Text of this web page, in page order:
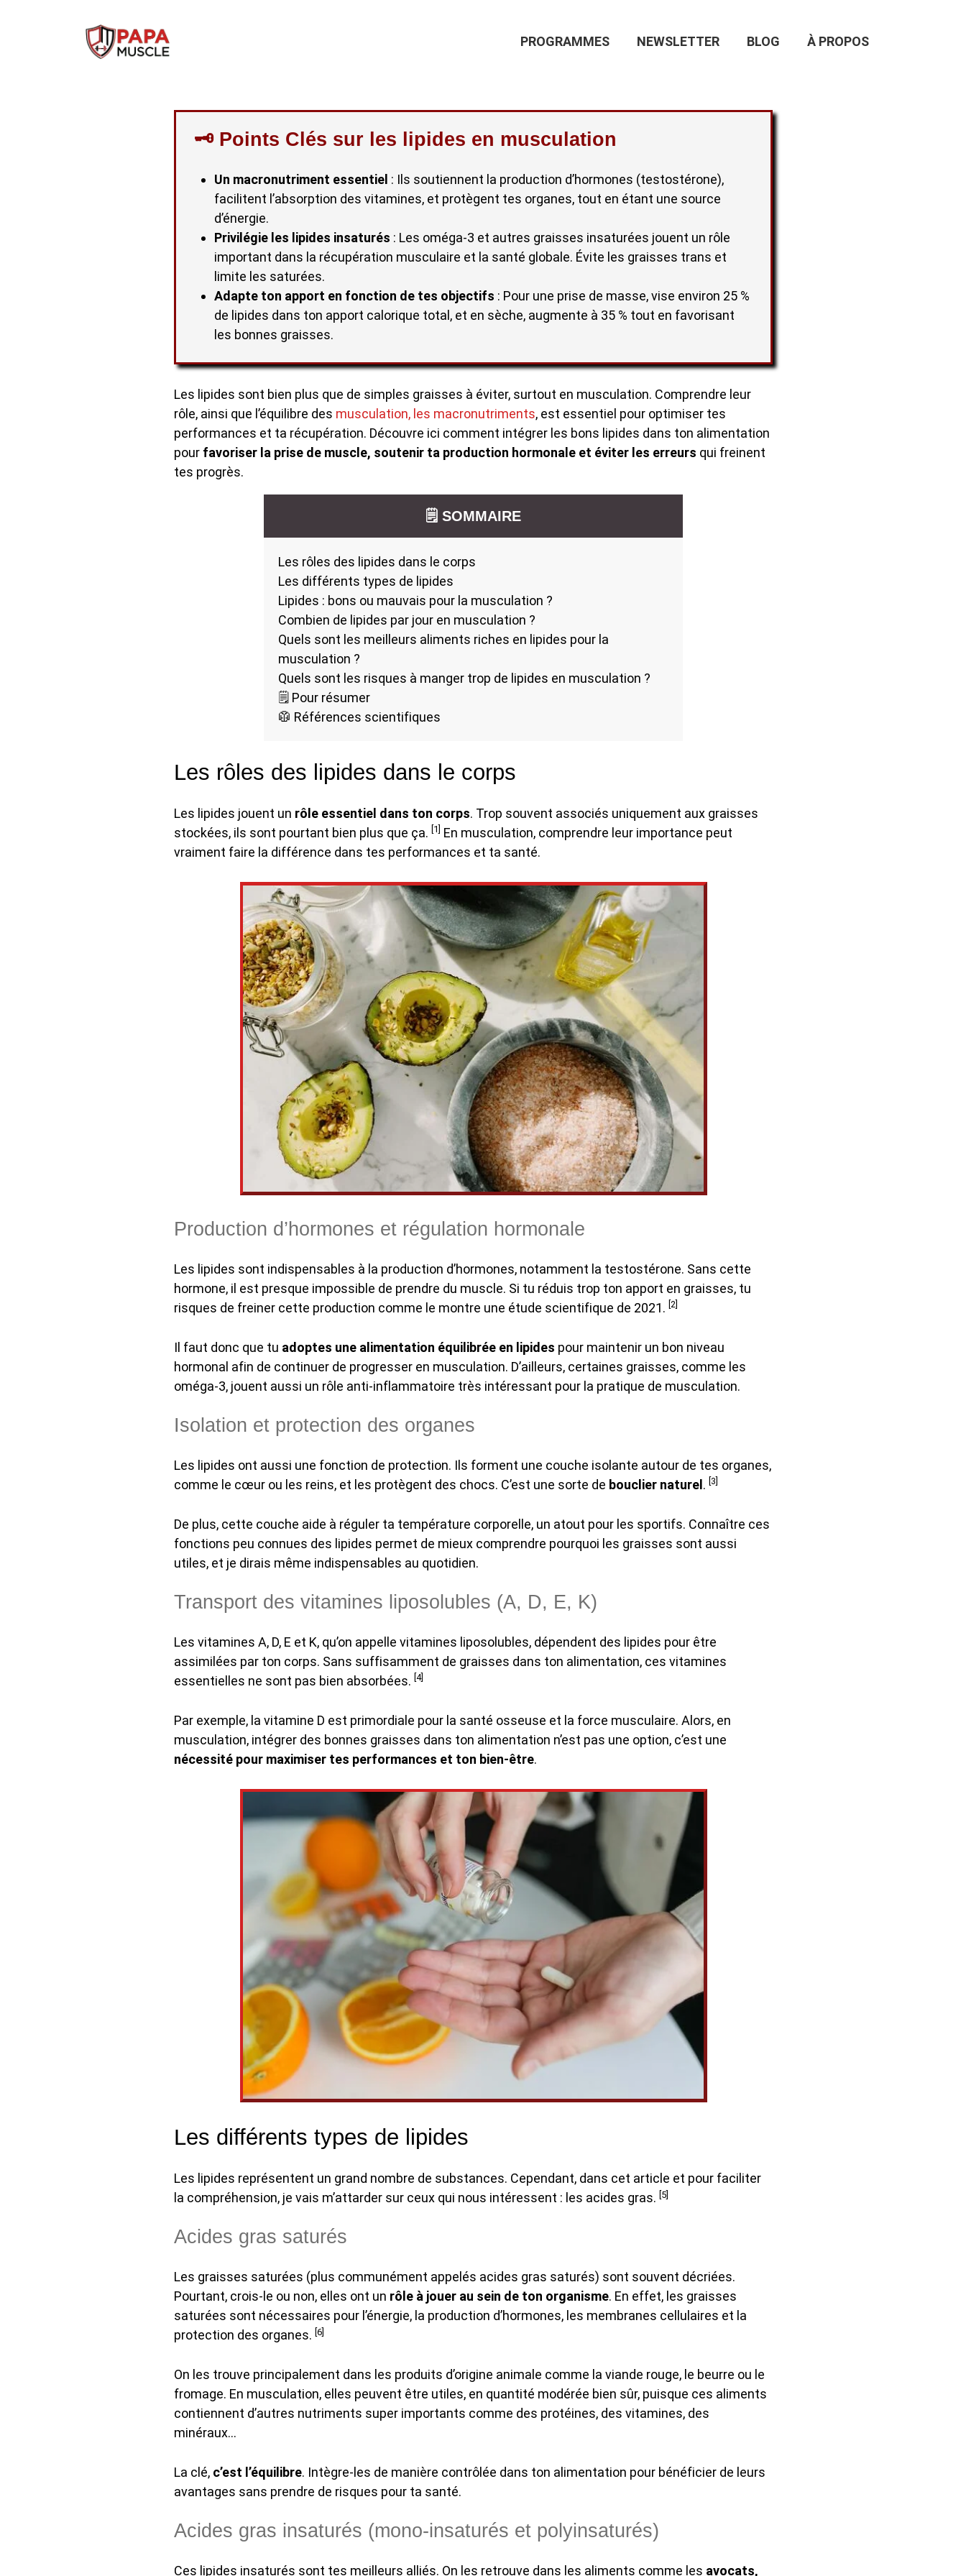
Main
PROGRAMMES NEWSLETTER BLOG À PROPOS
🗝️ Points Clés sur les lipides en musculation
Un macronutriment essentiel : Ils soutiennent la production d’hormones (testostérone),
facilitent l’absorption des vitamines, et protègent tes organes, tout en étant une source
d’énergie.
Privilégie les lipides insaturés : Les oméga-3 et autres graisses insaturées jouent un rôle
important dans la récupération musculaire et la santé globale. Évite les graisses trans et
limite les saturées.
Adapte ton apport en fonction de tes objectifs : Pour une prise de masse, vise environ 25 %
de lipides dans ton apport calorique total, et en sèche, augmente à 35 % tout en favorisant
les bonnes graisses.
Les lipides sont bien plus que de simples graisses à éviter, surtout en musculation. Comprendre leur
rôle, ainsi que l’équilibre des musculation, les macronutriments, est essentiel pour optimiser tes
performances et ta récupération. Découvre ici comment intégrer les bons lipides dans ton alimentation
pour favoriser la prise de muscle, soutenir ta production hormonale et éviter les erreurs qui freinent
tes progrès.
🗒️ SOMMAIRE
Les rôles des lipides dans le corps
Les différents types de lipides
Lipides : bons ou mauvais pour la musculation ?
Combien de lipides par jour en musculation ?
Quels sont les meilleurs aliments riches en lipides pour la
musculation ?
Quels sont les risques à manger trop de lipides en musculation ?
🗒️ Pour résumer
🥼 Références scientifiques
Les rôles des lipides dans le corps
Les lipides jouent un rôle essentiel dans ton corps. Trop souvent associés uniquement aux graisses
stockées, ils sont pourtant bien plus que ça. [1]
En musculation, comprendre leur importance peut
vraiment faire la différence dans tes performances et ta santé.
Production d’hormones et régulation hormonale
Les lipides sont indispensables à la production d’hormones, notamment la testostérone. Sans cette
hormone, il est presque impossible de prendre du muscle. Si tu réduis trop ton apport en graisses, tu
risques de freiner cette production comme le montre une étude scientifique de 2021. [2]
Il faut donc que tu adoptes une alimentation équilibrée en lipides pour maintenir un bon niveau
hormonal afin de continuer de progresser en musculation. D’ailleurs, certaines graisses, comme les
oméga-3, jouent aussi un rôle anti-inflammatoire très intéressant pour la pratique de musculation.
Isolation et protection des organes
Les lipides ont aussi une fonction de protection. Ils forment une couche isolante autour de tes organes,
comme le cœur ou les reins, et les protègent des chocs. C’est une sorte de bouclier naturel. [3]
De plus, cette couche aide à réguler ta température corporelle, un atout pour les sportifs. Connaître ces
fonctions peu connues des lipides permet de mieux comprendre pourquoi les graisses sont aussi
utiles, et je dirais même indispensables au quotidien.
Transport des vitamines liposolubles (A, D, E, K)
Les vitamines A, D, E et K, qu’on appelle vitamines liposolubles, dépendent des lipides pour être
assimilées par ton corps. Sans suffisamment de graisses dans ton alimentation, ces vitamines
essentielles ne sont pas bien absorbées. [4]
Par exemple, la vitamine D est primordiale pour la santé osseuse et la force musculaire. Alors, en
musculation, intégrer des bonnes graisses dans ton alimentation n’est pas une option, c’est une
nécessité pour maximiser tes performances et ton bien-être.
Les différents types de lipides
Les lipides représentent un grand nombre de substances. Cependant, dans cet article et pour faciliter
la compréhension, je vais m’attarder sur ceux qui nous intéressent : les acides gras. [5]
Acides gras saturés
Les graisses saturées (plus communément appelés acides gras saturés) sont souvent décriées.
Pourtant, crois-le ou non, elles ont un rôle à jouer au sein de ton organisme. En effet, les graisses
saturées sont nécessaires pour l’énergie, la production d’hormones, les membranes cellulaires et la
protection des organes. [6]
On les trouve principalement dans les produits d’origine animale comme la viande rouge, le beurre ou le
fromage. En musculation, elles peuvent être utiles, en quantité modérée bien sûr, puisque ces aliments
contiennent d’autres nutriments super importants comme des protéines, des vitamines, des
minéraux…
La clé, c’est l’équilibre. Intègre-les de manière contrôlée dans ton alimentation pour bénéficier de leurs
avantages sans prendre de risques pour ta santé.
Acides gras insaturés (mono-insaturés et polyinsaturés)
Ces lipides insaturés sont tes meilleurs alliés. On les retrouve dans les aliments comme les avocats,